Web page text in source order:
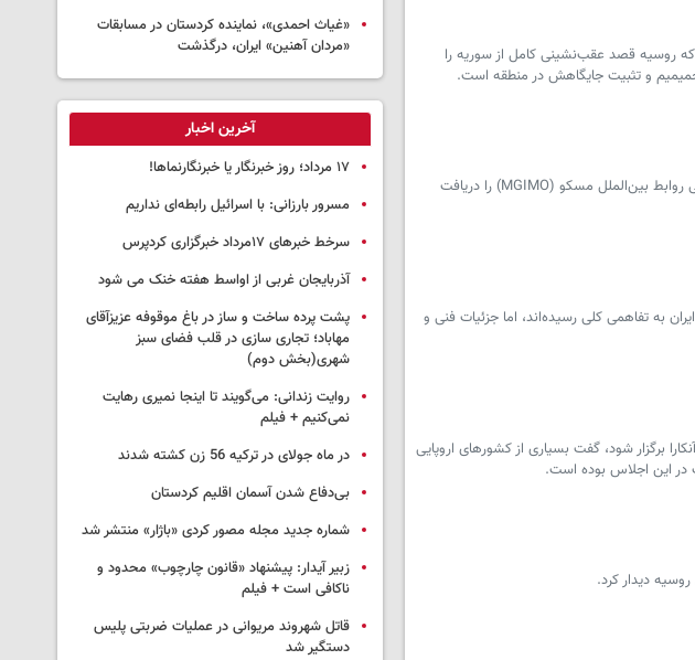
روسیه قصد عقب‌نشینی کامل از سوریه را
حمیمیم و تثبیت جایگاهش در منطقه است.
سرویس ترکیه - وزیر امور خارجه ترکیه در جریان سفر خود به روسیه، دکترای افتخاری دانشگاه دولتی روابط بین‌الملل مسکو (MGIMO) را دریافت
به تفاهمی کلی رسیده‌اند، اما جزئیات فنی و
ترکیه با اشاره به نشست سران ناتو که قرار است ۷ و ۸ جولای در آنکارا برگزار شود، گفت بسیاری از کشورهای اروپایی
در این اجلاس بوده است.
دیدار کرد.
«غیاث احمدی»، نماینده کردستان در مسابقات
«مردان آهنین» ایران، درگذشت
آخرین اخبار
١٧ مرداد؛ روز خبرنگار یا خبرنگارنماها!
مسرور بارزانی: با اسرائیل رابطه‌ای نداریم
سرخط خبرهای ۱۷مرداد خبرگزاری کردپرس
آذربایجان غربی از اواسط هفته خنک می شود
پشت پرده ساخت و ساز در باغ موقوفه عزیزآقای
مهاباد؛ تجاری سازی در قلب فضای سبز
شهری(بخش دوم)
روایت زندانی: می‌گویند تا اینجا نمیری رهایت
نمی‌کنیم + فیلم
در ماه جولای در ترکیه 56 زن کشته شدند
بی‌دفاع شدن آسمان اقلیم کردستان
شماره جدید مجله مصور کردی «باژار» منتشر شد
زبیر آیدار: پیشنهاد «قانون چارچوب» محدود و
ناکافی است + فیلم
قاتل شهروند مریوانی در عملیات ضربتی پلیس
دستگیر شد